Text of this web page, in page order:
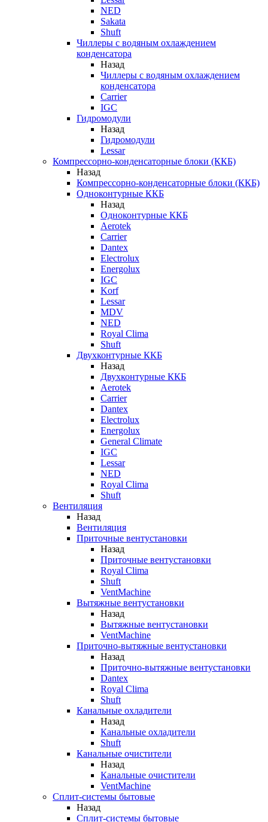
NED
Sakata
Shuft
Чиллеры с водяным охлаждением
конденсатора
Назад
Чиллеры с водяным охлаждением
конденсатора
Carrier
IGC
Гидромодули
Назад
Гидромодули
Lessar
Компрессорно-конденсаторные блоки (ККБ)
Назад
Компрессорно-конденсаторные блоки (ККБ)
Одноконтурные ККБ
Назад
Одноконтурные ККБ
Aerotek
Carrier
Dantex
Electrolux
Energolux
IGC
Korf
Lessar
MDV
NED
Royal Clima
Shuft
Двухконтурные ККБ
Назад
Двухконтурные ККБ
Aerotek
Carrier
Dantex
Electrolux
Energolux
General Climate
IGC
Lessar
NED
Royal Clima
Shuft
Вентиляция
Назад
Вентиляция
Приточные вентустановки
Назад
Приточные вентустановки
Royal Clima
Shuft
VentMachine
Вытяжные вентустановки
Назад
Вытяжные вентустановки
VentMachine
Приточно-вытяжные вентустановки
Назад
Приточно-вытяжные вентустановки
Dantex
Royal Clima
Shuft
Канальные охладители
Назад
Канальные охладители
Shuft
Канальные очистители
Назад
Канальные очистители
VentMachine
Сплит-системы бытовые
Назад
Сплит-системы бытовые